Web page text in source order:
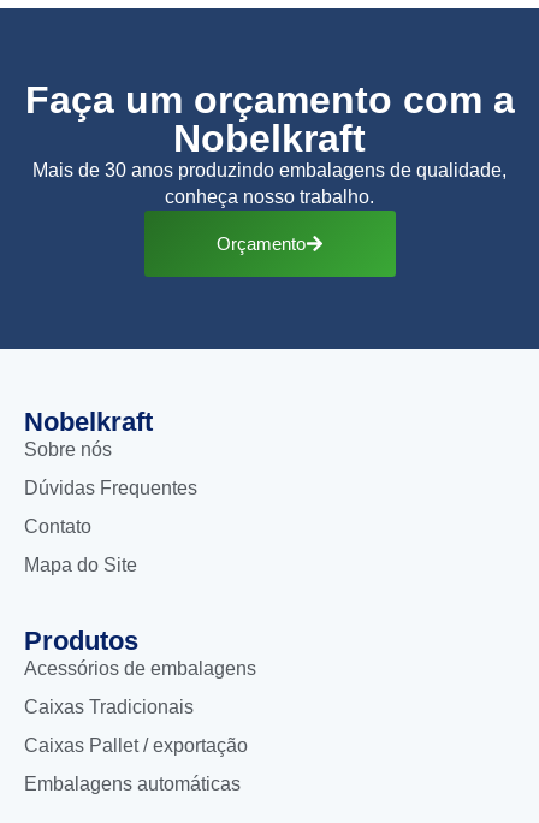
Faça um orçamento com a
Nobelkraft
Mais de 30 anos produzindo embalagens de qualidade,
conheça nosso trabalho.
Orçamento
Nobelkraft
Sobre nós
Dúvidas Frequentes
Contato
Mapa do Site
Produtos
Acessórios de embalagens
Caixas Tradicionais
Caixas Pallet / exportação
Embalagens automáticas